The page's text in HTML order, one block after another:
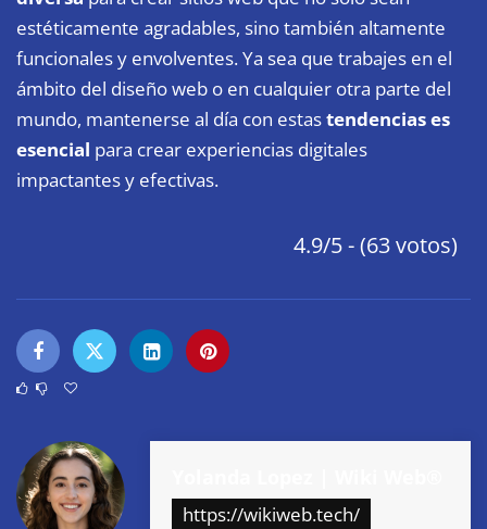
estéticamente agradables, sino también altamente
funcionales y envolventes. Ya sea que trabajes en el
ámbito del diseño web o en cualquier otra parte del
mundo, mantenerse al día con estastendencias es
esencial para crear experiencias digitales
impactantes y efectivas.
4.9/5 - (63 votos)
https://wikiweb.tech/